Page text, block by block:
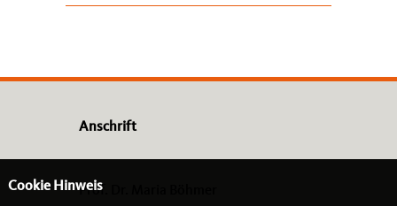
Anschrift
Prof. Dr. Maria Böhmer
Cookie Hinweis